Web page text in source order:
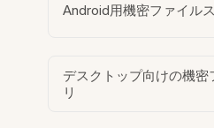
Android用機密ファイル
デスクトップ向けの機
リ